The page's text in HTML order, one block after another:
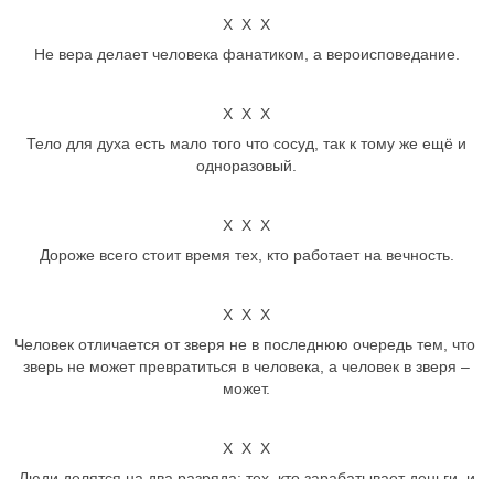
Х Х Х
Не вера делает человека фанатиком, а вероисповедание.
Х Х Х
Тело для духа есть мало того что сосуд, так к тому же ещё и
одноразовый.
Х Х Х
Дороже всего стоит время тех, кто работает на вечность.
Х Х Х
Человек отличается от зверя не в последнюю очередь тем, что
зверь не может превратиться в человека, а человек в зверя –
может.
Х Х Х